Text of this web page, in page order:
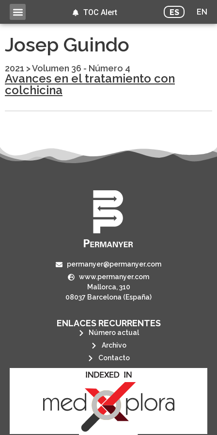
ES EN
TOC Alert
Josep Guindo
2021 >Volumen 36 - Número 4
Avances en el tratamiento con
colchicina
permanyer@permanyer.com
www.permanyer.com
Mallorca, 310
08037 Barcelona (España)
ENLACES RECURRENTES
Número actual
Archivo
Contacto